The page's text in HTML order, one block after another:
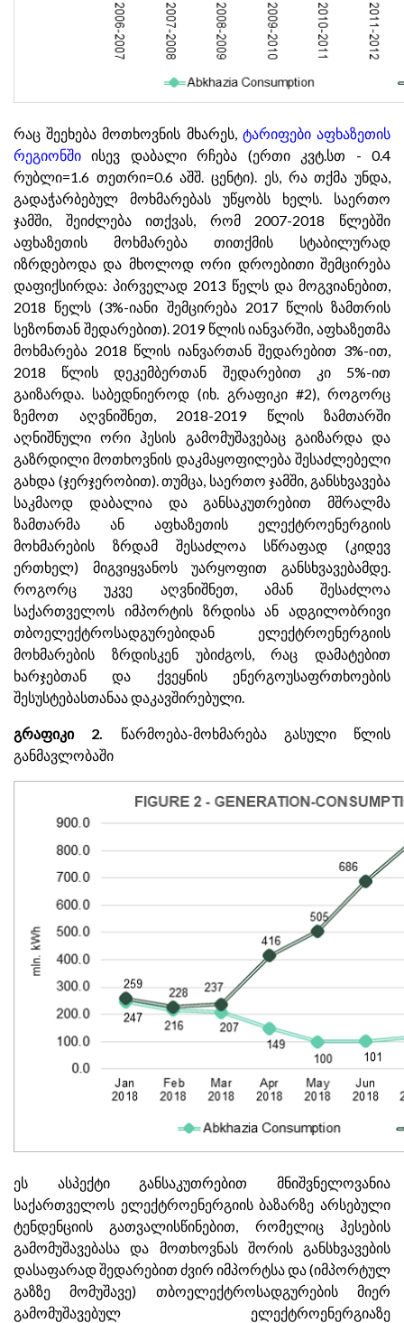
რაც შეეხება მოთხოვნის მხარეს, ტარიფები აფხაზეთის
რეგიონში ისევ დაბალი რჩება (ერთი კვტ.სთ - 0.4
რუბლი=1.6 თეთრი=0.6 აშშ. ცენტი). ეს, რა თქმა უნდა,
გადაჭარბებულ მოხმარებას უწყობს ხელს. საერთო
ჯამში, შეიძლება ითქვას, რომ 2007-2018 წლებში
აფხაზეთის მოხმარება თითქმის სტაბილურად
იზრდებოდა და მხოლოდ ორი დროებითი შემცირება
დაფიქსირდა: პირველად 2013 წელს და მოგვიანებით,
2018 წელს (3%-იანი შემცირება 2017 წლის ზამთრის
სეზონთან შედარებით). 2019 წლის იანვარში, აფხაზეთმა
მოხმარება 2018 წლის იანვართან შედარებით 3%-ით,
2018 წლის დეკემბერთან შედარებით კი 5%-ით
გაიზარდა. საბედნიეროდ (იხ. გრაფიკი #2), როგორც
ზემოთ აღვნიშნეთ, 2018-2019 წლის ზამთარში
აღნიშნული ორი ჰესის გამომუშავებაც გაიზარდა და
გაზრდილი მოთხოვნის დაკმაყოფილება შესაძლებელი
გახდა (ჯერჯერობით). თუმცა, საერთო ჯამში, განსხვავება
საკმაოდ დაბალია და განსაკუთრებით მშრალმა
ზამთარმა ან აფხაზეთის ელექტროენერგიის
მოხმარების ზრდამ შესაძლოა სწრაფად (კიდევ
ერთხელ) მიგვიყვანოს უარყოფით განსხვავებამდე.
როგორც უკვე აღვნიშნეთ, ამან შესაძლოა
საქართველოს იმპორტის ზრდისა ან ადგილობრივი
თბოელექტროსადგურებიდან ელექტროენერგიის
მოხმარების ზრდისკენ უბიძგოს, რაც დამატებით
ხარჯებთან და ქვეყნის ენერგოუსაფრთხოების
შესუსტებასთანაა დაკავშირებული.
გრაფიკი 2. წარმოება-მოხმარება გასული წლის
განმავლობაში
ეს ასპექტი განსაკუთრებით მნიშვნელოვანია
საქართველოს ელექტროენერგიის ბაზარზე არსებული
ტენდენციის გათვალისწინებით, რომელიც ჰესების
გამომუშავებასა და მოთხოვნას შორის განსხვავების
დასაფარად შედარებით ძვირ იმპორტსა და (იმპორტულ
გაზზე მომუშავე) თბოელექტროსადგურების მიერ
გამომუშავებულ ელექტროენერგიაზე